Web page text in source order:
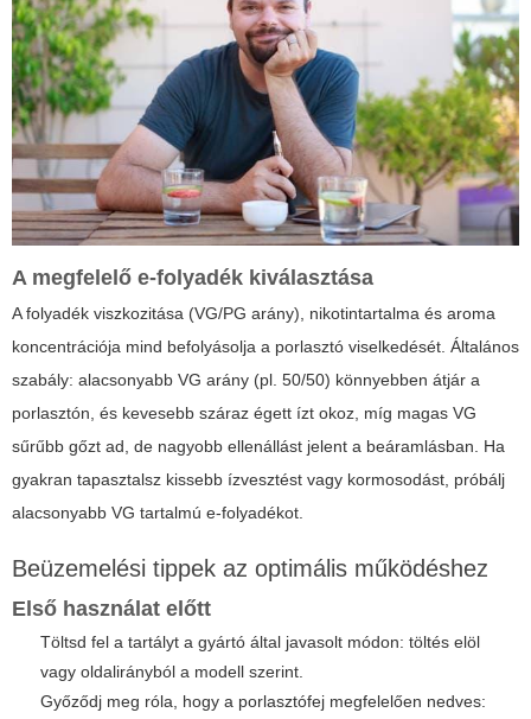
A megfelelő e-folyadék kiválasztása
A folyadék viszkozitása (VG/PG arány), nikotintartalma és aroma
koncentrációja mind befolyásolja a porlasztó viselkedését. Általános
szabály: alacsonyabb VG arány (pl. 50/50) könnyebben átjár a
porlasztón, és kevesebb száraz égett ízt okoz, míg magas VG
sűrűbb gőzt ad, de nagyobb ellenállást jelent a beáramlásban. Ha
gyakran tapasztalsz kissebb ízvesztést vagy kormosodást, próbálj
alacsonyabb VG tartalmú e-folyadékot.
Beüzemelési tippek az optimális működéshez
Első használat előtt
Töltsd fel a tartályt a gyártó által javasolt módon: töltés elöl
vagy oldalirányból a modell szerint.
Győződj meg róla, hogy a porlasztófej megfelelően nedves: